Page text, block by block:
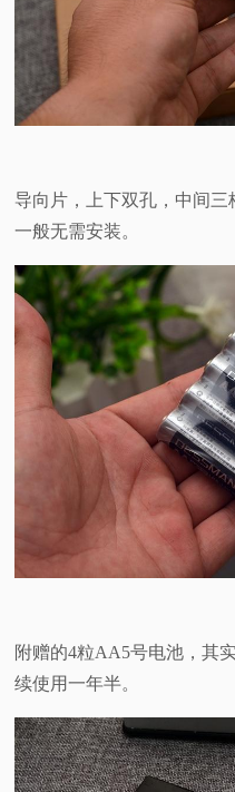
导向片，上下双孔，中间三
一般无需安装。
附赠的4粒AA5号电池，其
续使用一年半。